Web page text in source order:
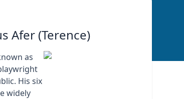
Afer (Terence)
as
His six
widely